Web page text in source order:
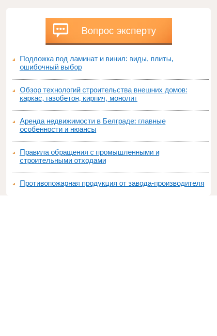
Вопрос эксперту
Подложка под ламинат и винил: виды, плиты,
ошибочный выбор
Обзор технологий строительства внешних домов:
каркас, газобетон, кирпич, монолит
Аренда недвижимости в Белграде: главные
особенности и нюансы
Правила обращения с промышленными и
строительными отходами
Противопожарная продукция от завода-производителя